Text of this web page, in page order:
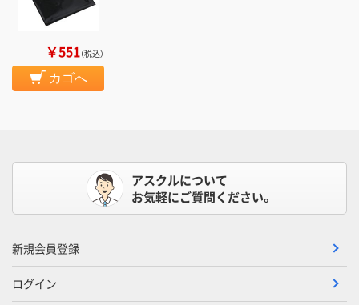
￥551（税込）
カゴへ
アスクルについて
お気軽にご質問ください。
新規会員登録
ログイン